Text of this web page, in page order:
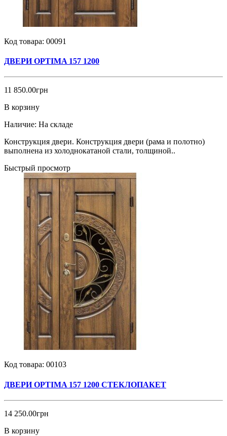
Код товара: 00091
ДВЕРИ OPTIMA 157 1200
11 850.00грн
В корзину
Наличие: На складе
Конструкция двери. Конструкция двери (рама и полотно)
выполнена из холоднокатаной стали, толщиной..
Быстрый просмотр
Код товара: 00103
ДВЕРИ OPTIMA 157 1200 СТЕКЛОПАКЕТ
14 250.00грн
В корзину